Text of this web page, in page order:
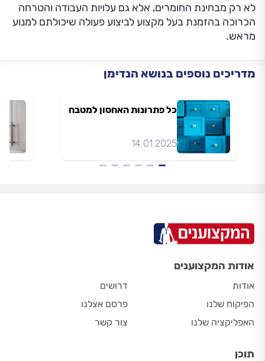
לא רק מבחינת החומרים, אלא גם עלויות העבודה והטרחה
הכרוכה בהזמנת בעל מקצוע לביצוע פעולה שיכולתם למנוע
מראש.
מדריכים נוספים בנושא הנדימן
כל פתרונות האחסון למטבח
14.01.2025
אודות המקצוענים
אודות
הפיקוח שלנו
האפליקציה שלנו
דרושים
פרסם אצלנו
צור קשר
תוכן